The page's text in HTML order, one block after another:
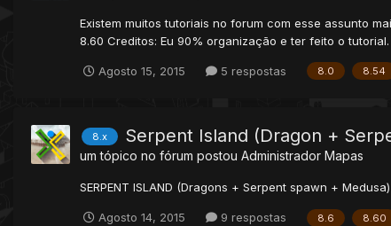
Existem muitos tutoriais no forum com esse assunto
8.60 Creditos: Eu 90% organização e ter feito o
Agosto 15, 2015 5 respostas 8.0 8.54
8.x Serpent Island (Dragon +
um tópico no fórum postou Administrador Mapas
SERPENT ISLAND (Dragons + Serpent spawn +
Agosto 14, 2015 9 respostas 8.6 8.60